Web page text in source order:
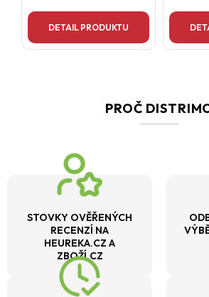
DETAIL PRODUKTU
PROČ
STOVKY OVĚŘENÝCH
RECENZÍ NA
HEUREKA.CZ A
ZBOŽÍ.CZ